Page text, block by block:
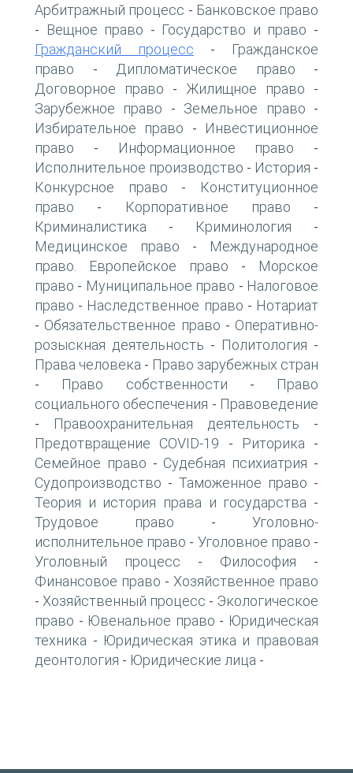
Арбитражный процесс - Банковское право
- Вещное право - Государство и право -
Гражданский процесс -
Гражданское
право - Дипломатическое право -
Договорное право - Жилищное право -
Зарубежное право - Земельное право -
Избирательное право -
Инвестиционное
право - Информационное право -
Исполнительное производство - История -
Конкурсное право -
Конституционное
право - Корпоративное право -
Криминалистика - Криминология -
Медицинское право -
Международное
право. Европейское право -
Морское
право - Муниципальное право - Налоговое
право - Наследственное право - Нотариат
- Обязательственное право - Оперативно-
розыскная деятельность - Политология -
Права человека - Право зарубежных стран
- Право собственности -
Право
социального обеспечения - Правоведение
- Правоохранительная деятельность -
Предотвращение COVID-19 - Риторика -
Семейное право - Судебная психиатрия -
Судопроизводство - Таможенное право -
Теория и история права и государства -
Трудовое право -Уголовно-
исполнительное право - Уголовное право -
Уголовный процесс - Философия -
Финансовое право - Хозяйственное право
- Хозяйственный процесс - Экологическое
право - Ювенальное право - Юридическая
техника - Юридическая этика и правовая
деонтология - Юридические лица -